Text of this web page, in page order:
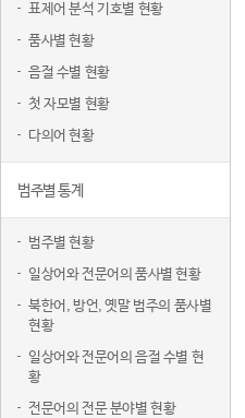
표제어 분석 기호별 현황
품사별 현황
음절 수별 현황
첫 자모별 현황
다의어 현황
범주별 통계
범주별 현황
일상어와 전문어의 품사별 현황
북한어, 방언, 옛말 범주의 품사별
현황
일상어와 전문어의 음절 수별 현
황
전문어의 전문 분야별 현황